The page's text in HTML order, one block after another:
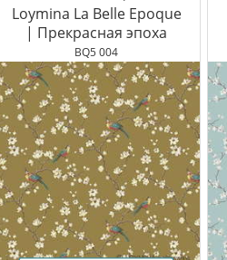
Loymina La Belle Epoque
| Прекрасная эпоха
BQ5 004